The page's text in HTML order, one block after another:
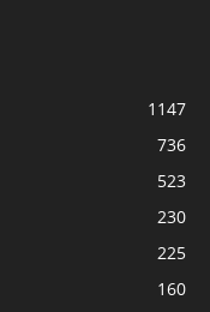
1147
736
523
230
225
160